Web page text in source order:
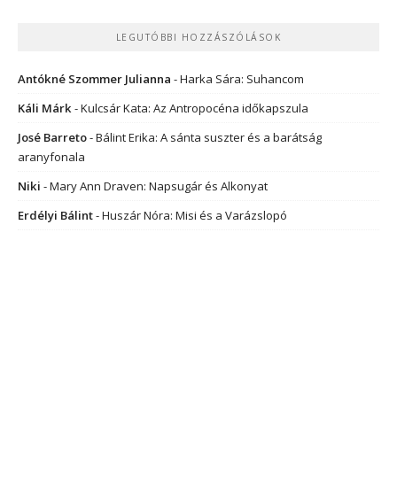
LEGUTÓBBI HOZZÁSZÓLÁSOK
Antókné Szommer Julianna -Harka Sára: Suhancom
Káli Márk-Kulcsár Kata: Az Antropocéna időkapszula
José Barreto-Bálint Erika: A sánta suszter és a barátság
aranyfonala
Niki -Mary Ann Draven: Napsugár és Alkonyat
Erdélyi Bálint-Huszár Nóra: Misi és a Varázslopó